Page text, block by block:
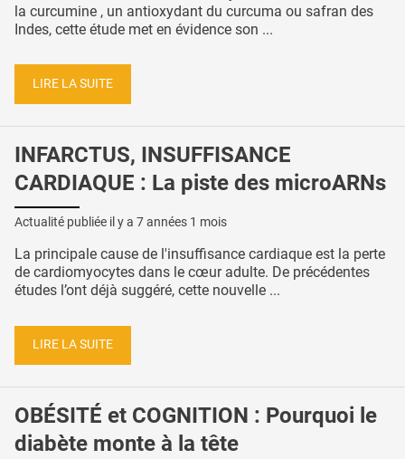
la curcumine , un antioxydant du curcuma ou safran des
Indes, cette étude met en évidence son ...
LIRE LA SUITE
INFARCTUS, INSUFFISANCE
CARDIAQUE : La piste des microARNs
Actualité publiée il y a 7 années 1 mois
La principale cause de l'insuffisance cardiaque est la perte
de cardiomyocytes dans le cœur adulte. De précédentes
études l’ont déjà suggéré, cette nouvelle ...
LIRE LA SUITE
OBÉSITÉ et COGNITION : Pourquoi le
diabète monte à la tête